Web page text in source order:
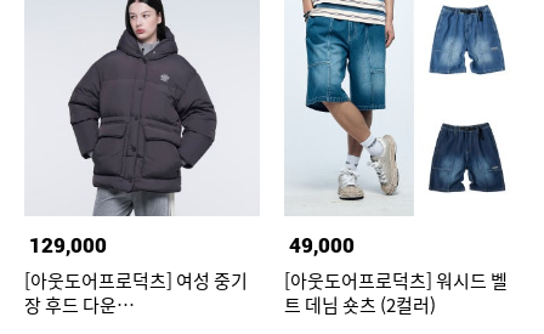
129,000
[아웃도어프로덕츠] 여성 중기
장 후드 다운
49,000
[아웃도어프로덕츠] 워시드 벨
트 데님 숏츠 (2컬러)